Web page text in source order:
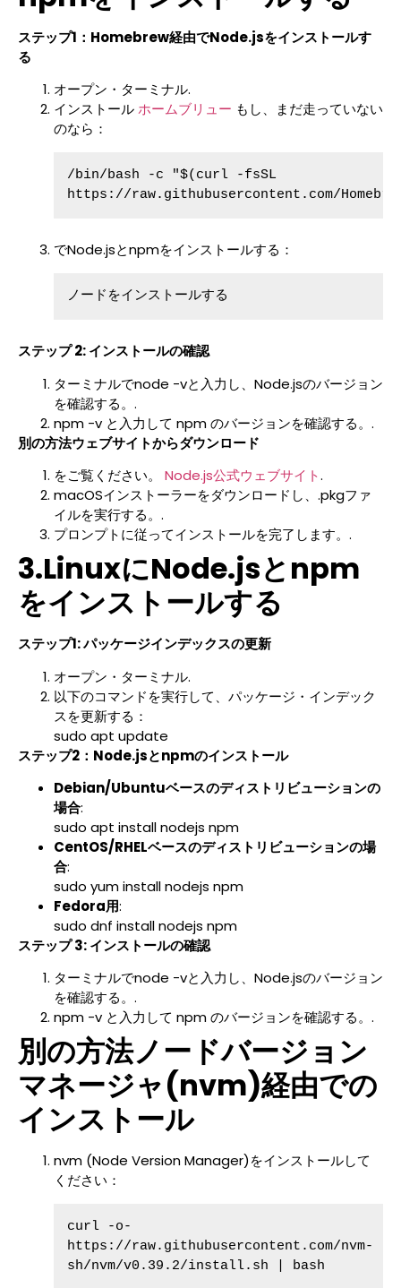
ステップ1：Homebrew経由でNode.jsをインストールす
る
オープン・ターミナル.
インストールホームブリュー もし、まだ走っていない
のなら：
/bin/bash -c "$(curl -fsSL
https://raw.githubusercontent.com/
でNode.jsとnpmをインストールする：
ノードをインストールする
ステップ 2: インストールの確認
ターミナルでnode -vと入力し、Node.jsのバージョン
を確認する。.
npm -v と入力して npm のバージョンを確認する。.
別の方法ウェブサイトからダウンロード
をご覧ください。
Node.js公式ウェブサイト.
macOSインストーラーをダウンロードし、.pkgファ
イルを実行する。.
プロンプトに従ってインストールを完了します。.
3.LinuxにNode.jsとnpm
をインストールする
ステップ1: パッケージインデックスの更新
オープン・ターミナル.
以下のコマンドを実行して、パッケージ・インデック
スを更新する：
sudo apt update
ステップ2：Node.jsとnpmのインストール
Debian/Ubuntuベースのディストリビューションの
場合:
sudo apt install nodejs npm
CentOS/RHELベースのディストリビューションの場
合:
sudo yum install nodejs npm
Fedora用:
sudo dnf install nodejs npm
ステップ 3: インストールの確認
ターミナルでnode -vと入力し、Node.jsのバージョン
を確認する。.
npm -v と入力して npm のバージョンを確認する。.
別の方法ノードバージョン
マネージャ(nvm)経由での
インストール
nvm (Node Version Manager)をインストールして
ください：
curl -o-
https://raw.githubusercontent.com/nvm-
sh/nvm/v0.39.2/install.sh | bash